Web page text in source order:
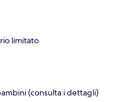
limitato
(consulta i dettagli)